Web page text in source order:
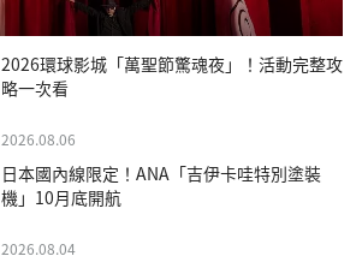
2026環球影城「萬聖節驚魂夜」！活動完整攻
略一次看
2026.08.06
日本國內線限定！ANA「吉伊卡哇特別塗裝
機」10月底開航
2026.08.04